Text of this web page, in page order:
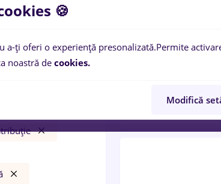
0locuri de
Transport /
🍪
a-ți oferi o experiență presonalizată.Permite
noastră de cookies.
Modifică